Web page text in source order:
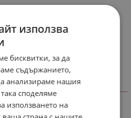
използва
бисквитки, за да
съдържанието,
анализираме нашия
споделяме
използването на